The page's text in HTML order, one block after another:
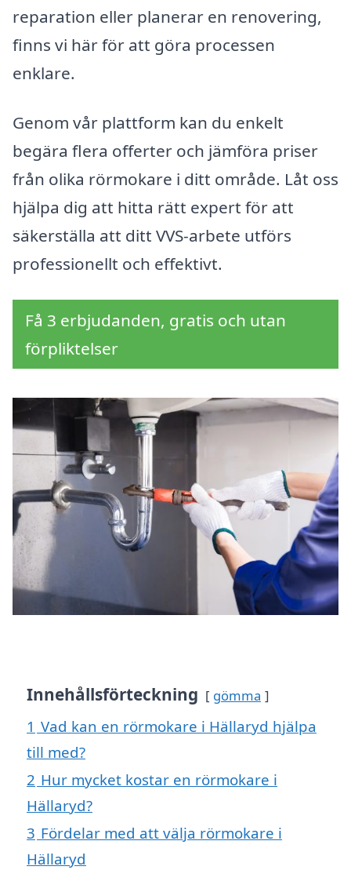
reparation eller planerar en renovering,
finns vi här för att göra processen
enklare.
Genom vår plattform kan du enkelt
begära flera offerter och jämföra priser
från olika rörmokare i ditt område. Låt oss
hjälpa dig att hitta rätt expert för att
säkerställa att ditt VVS-arbete utförs
professionellt och effektivt.
Få 3 erbjudanden, gratis och utan
förpliktelser
Innehållsförteckning gömma
1 Vad kan en rörmokare i Hällaryd hjälpa
till med?
2 Hur mycket kostar en rörmokare i
Hällaryd?
3 Fördelar med att välja rörmokare i
Hällaryd